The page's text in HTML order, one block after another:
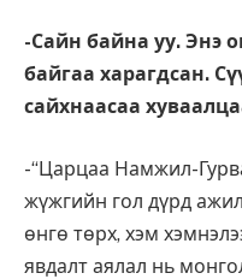
-Сайн байна уу. Энэ
байгаа харагдсан.
сайхнаасаа
-“Царцаа Намжил-
жүжгийн гол дүрд
өнгө төрх, хэм
явдалт аялал нь